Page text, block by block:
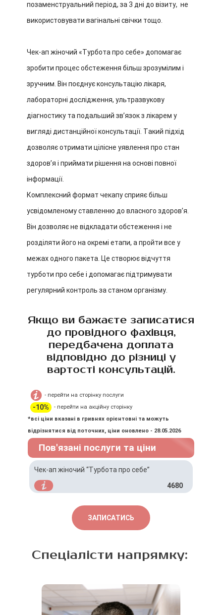
позаменструальний період, за 3 дні до візиту, не
використовувати вагінальні свічки тощо.
Чек-ап жіночий «Турбота про себе» допомагає
зробити процес обстеження більш зрозумілим і
зручним. Він поєднує консультацію лікаря,
лабораторні дослідження, ультразвукову
діагностику та подальший звʼязок з лікарем у
вигляді дистанційної консультації. Такий підхід
дозволяє отримати цілісне уявлення про стан
здоровʼя і приймати рішення на основі повної
інформації.
Комплексний формат чекапу сприяє більш
усвідомленому ставленню до власного здоровʼя.
Він дозволяє не відкладати обстеження і не
розділяти його на окремі етапи, а пройти все у
межах одного пакета. Це створює відчуття
турботи про себе і допомагає підтримувати
регулярний контроль за станом організму.
Якщо ви бажаєте записатися
до провідного фахівця,
передбачена доплата
відповідно до різниці у
вартості консультацій.
- перейти на сторінку послуги
-10%
- перейти на акційну сторінку
*всі ціни вказані в гривнях орієнтовні та можуть
відрізнятися від поточних, ціни оновлено - 28.05.2026
Пов'язані послуги та ціни
Чек-ап жіночий “Турбота про себе”
4680
ЗАПИСАТИСЬ
Спеціалісти напрямку: